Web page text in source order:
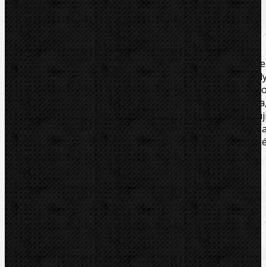
Zařazení
Komentáře (0)
Vysoce jakostní olej pro všechny závitořezné
Minerální oleje RIDGID jsou vodou smývatelné a
vyvinuty pro dosažení nejvyšších výkonů se zařízením
řezání závitů. Pečlivě sledované přísady: mastný olej,
prostředek proti pěnění a emulgátor.
jedovaté sloučeniny, jako jsou polychlorované bifenyly
polynukleární aromatické sloučeniny. Kanystr 5l.
jsou k dispozici jako spreje.
Soubory/Odkazy
BL / KBÚ
Zařazení